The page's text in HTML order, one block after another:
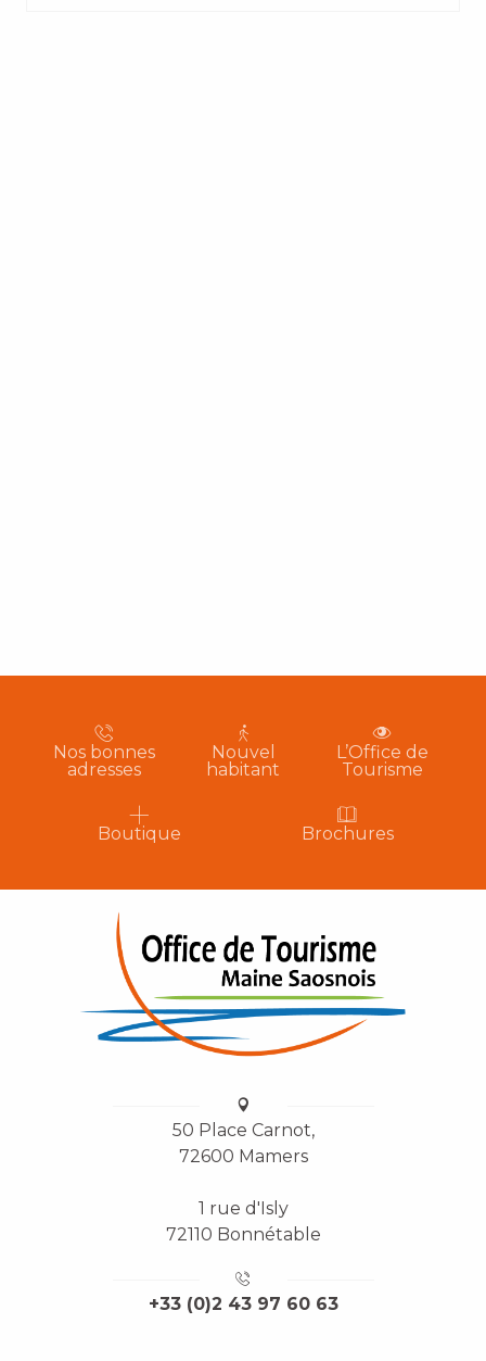
Nos bonnes
adresses
Nouvel
habitant
L’Office de
Tourisme
Boutique Brochures
50 Place Carnot,
72600 Mamers
1 rue d'Isly
72110 Bonnétable
+33 (0)2 43 97 60 63